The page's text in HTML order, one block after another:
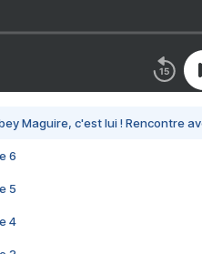
Maguire, c'est lui ! Rencontre
6
5
4